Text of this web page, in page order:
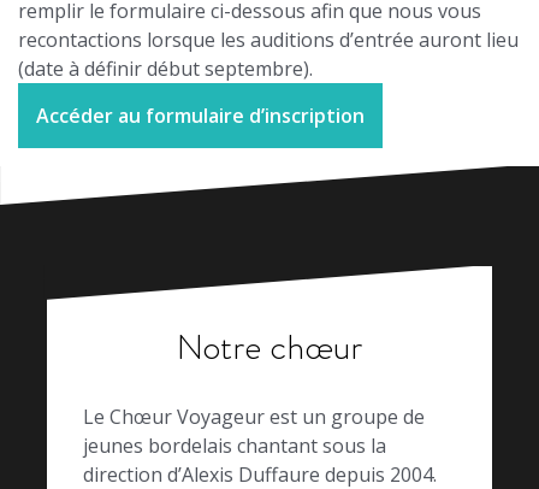
remplir le formulaire ci-dessous afin que nous vous
recontactions lorsque les auditions d’entrée auront lieu
(date à définir début septembre).
Accéder au formulaire d’inscription
Notre chœur
Le Chœur Voyageur est un groupe de
jeunes bordelais chantant sous la
direction d’Alexis Duffaure depuis 2004.